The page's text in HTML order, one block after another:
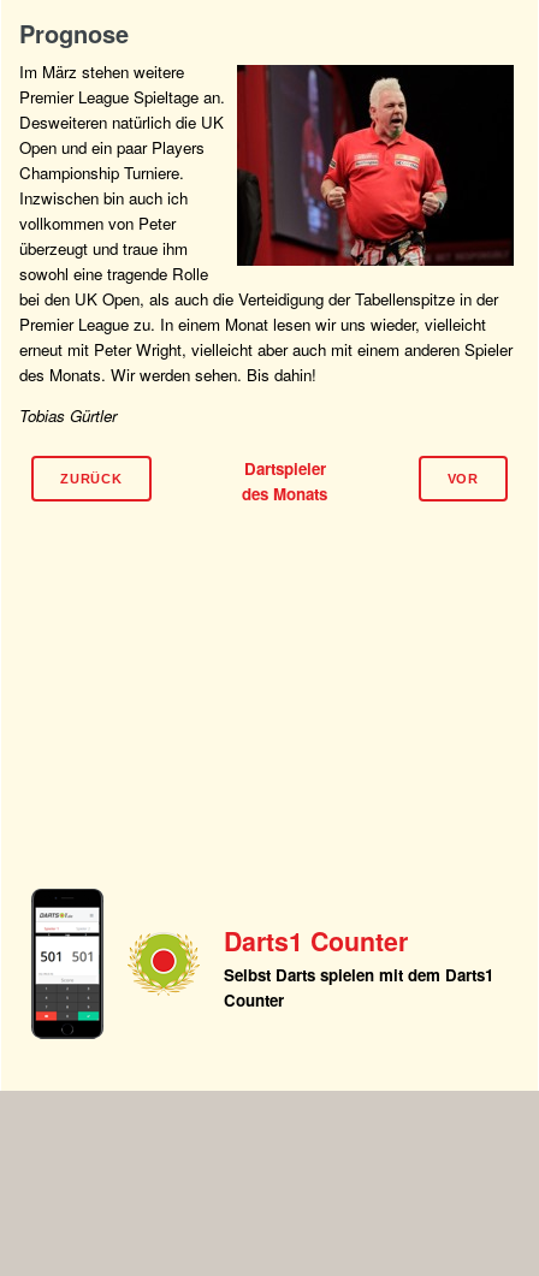
Prognose
Im März stehen weitere
Premier League Spieltage an.
Desweiteren natürlich die UK
Open und ein paar Players
Championship Turniere.
Inzwischen bin auch ich
vollkommen von Peter
überzeugt und traue ihm
sowohl eine tragende Rolle
bei den UK Open, als auch die Verteidigung der Tabellenspitze in der
Premier League zu. In einem Monat lesen wir uns wieder, vielleicht
erneut mit Peter Wright, vielleicht aber auch mit einem anderen Spieler
des Monats. Wir werden sehen. Bis dahin!
Tobias Gürtler
ZURÜCK
Dartspieler
des Monats
VOR
Darts1 Counter
Selbst Darts spielen mit dem Darts1
Counter